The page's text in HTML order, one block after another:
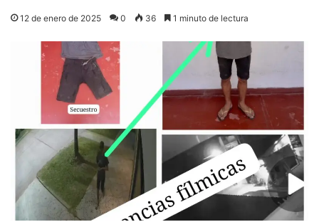
12 de enero de 2025 0 36 1 minuto de lectura